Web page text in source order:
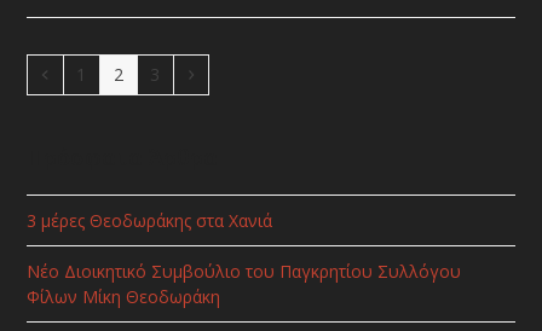
Previous
Page
1 Page
2 Page
3
3 μέρες Θεοδωράκης στα Χανιά
Νέο Διοικητικό Συμβούλιο του Παγκρητίου Συλλόγου
Φίλων Μίκη Θεοδωράκη